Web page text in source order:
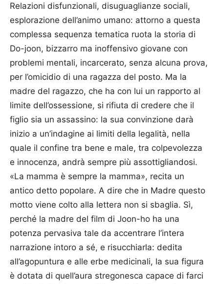
Relazioni disfunzionali, disuguaglianze sociali,
esplorazione dell’animo umano: attorno a questa
complessa sequenza tematica ruota la storia di
Do-joon, bizzarro ma inoffensivo giovane con
problemi mentali, incarcerato, senza alcuna prova,
per l’omicidio di una ragazza del posto. Ma la
madre del ragazzo, che ha con lui un rapporto al
limite dell’ossessione, si rifiuta di credere che il
figlio sia un assassino: la sua convinzione darà
inizio a un’indagine ai limiti della legalità, nella
quale il confine tra bene e male, tra colpevolezza
e innocenza, andrà sempre più assottigliandosi.
«La mamma è sempre la mamma», recita un
antico detto popolare. A dire che in Madre questo
motto viene colto alla lettera non si sbaglia. Sì,
perché la madre del film di Joon-ho ha una
potenza pervasiva tale da accentrare l’intera
narrazione intoro a sé, e risucchiarla: dedita
all’agopuntura e alle erbe medicinali, la sua figura
è dotata di quell’aura stregonesca capace di farci